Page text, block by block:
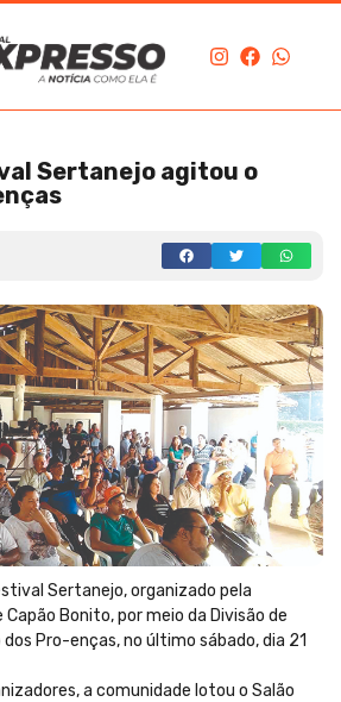
Sertanejo agitou o
Sertanejo, organizado pela
Bonito, por meio da Divisão de
Pro-enças, no último sábado, dia 21
a comunidade lotou o Salão